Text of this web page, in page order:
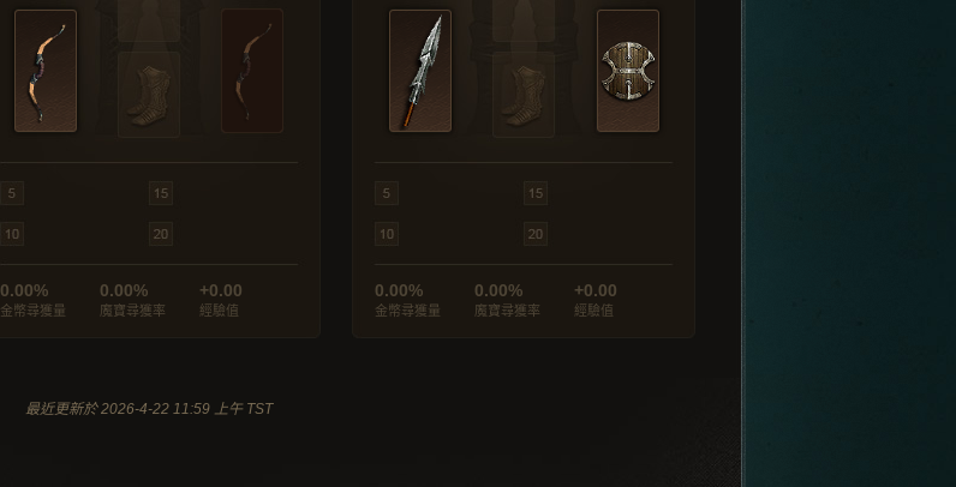
0.00%
金幣尋獲量
0.00%
魔寶尋獲率
+0.00
經驗值
0.00%
金幣尋獲量
0.00%
魔寶尋獲率
+0.00
經驗值
最近更新於 2026-4-22 11:59 上午 TST